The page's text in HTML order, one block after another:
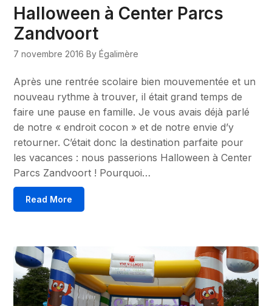
Halloween à Center Parcs
Zandvoort
7 novembre 2016 By Égalimère
Après une rentrée scolaire bien mouvementée et un
nouveau rythme à trouver, il était grand temps de
faire une pause en famille. Je vous avais déjà parlé
de notre « endroit cocon » et de notre envie d’y
retourner. C’était donc la destination parfaite pour
les vacances : nous passerions Halloween à Center
Parcs Zandvoort ! Pourquoi…
Read More